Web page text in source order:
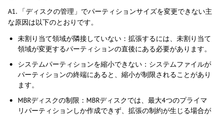
A1. 「ディスクの管理」でパーティションサイズを変更できない主
な原因は以下のとおりです。
未割り当て領域が隣接していない：拡張するには、未割り当て
領域が変更するパーティションの直後にある必要があります。
システムパーティションを縮小できない：システムファイルが
パーティションの終端にあると、縮小が制限されることがあり
ます。
MBRディスクの制限：MBRディスクでは、最大4つのプライマ
リパーティションしか作成できず、拡張の制約が生じる場合が